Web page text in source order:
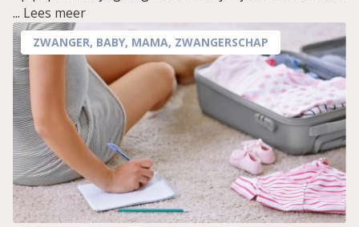
... Lees meer
ZWANGER, BABY, MAMA, ZWANGERSCHAP